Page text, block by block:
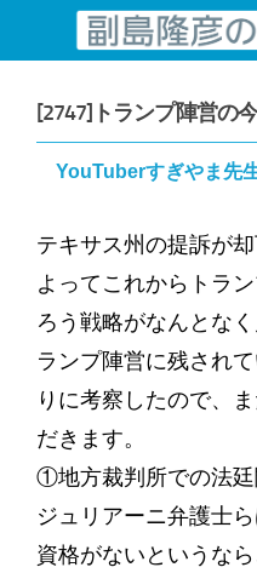
コンテンツへスキップ
[2747]トランプ陣営の
YouTuberすぎやま先
テキサス州の提訴が
よってこれからトラ
ろう戦略がなんとな
ランプ陣営に残され
りに考察したので、
だきます。
①地方裁判所での法
ジュリアーニ弁護士
資格がないというな